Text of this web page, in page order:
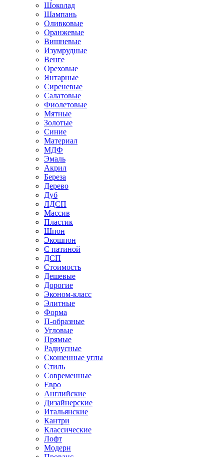
Шоколад
Шампань
Оливковые
Оранжевые
Вишневые
Изумрудные
Венге
Ореховые
Янтарные
Сиреневые
Салатовые
Фиолетовые
Мятные
Золотые
Синие
Материал
МДФ
Эмаль
Акрил
Береза
Дерево
Дуб
ЛДСП
Массив
Пластик
Шпон
Экошпон
С патиной
ДСП
Стоимость
Дешевые
Дорогие
Эконом-класс
Элитные
Форма
П-образные
Угловые
Прямые
Радиусные
Скошенные углы
Стиль
Современные
Евро
Английские
Дизайнерские
Итальянские
Кантри
Классические
Лофт
Модерн